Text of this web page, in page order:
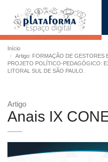
Início
Artigo: FORMAÇÃO DE GESTORES
PROJETO POLÍTICO-PEDAGÓGICO:
LITORAL SUL DE SÃO PAULO.
Artigo
Anais IX